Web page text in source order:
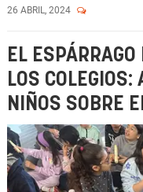
26 ABRIL, 2024
EL
LOS
NIÑOS SOBRE